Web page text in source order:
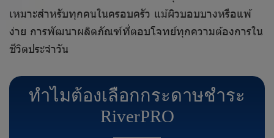
เหมาะสำหรับทุกคนในครอบครัว แม้ผิวบอบบางหรือแพ้
ง่าย การพัฒนาผลิตภัณฑ์ที่ตอบโจทย์ทุกความต้องการใน
ชีวิตประจำวัน
ทำไมต้องเลือกกระดาษชำระ
RiverPRO